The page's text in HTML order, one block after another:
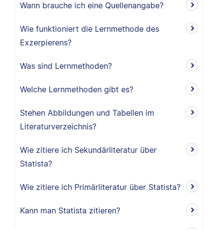
Wann brauche ich eine Quellenangabe?
Wie funktioniert die Lernmethode des
Exzerpierens?
Was sind Lernmethoden?
Welche Lernmethoden gibt es?
Stehen Abbildungen und Tabellen im
Literaturverzeichnis?
Wie zitiere ich Sekundärliteratur über
Statista?
Wie zitiere ich Primärliteratur über Statista?
Kann man Statista zitieren?